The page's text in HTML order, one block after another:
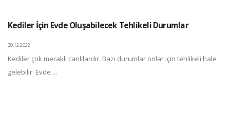
Kediler İçin Evde Oluşabilecek Tehlikeli Durumlar
30.12.2022
Kediler çok meraklı canlılardır. Bazı durumlar onlar için tehlikeli hale
gelebilir. Evde ...